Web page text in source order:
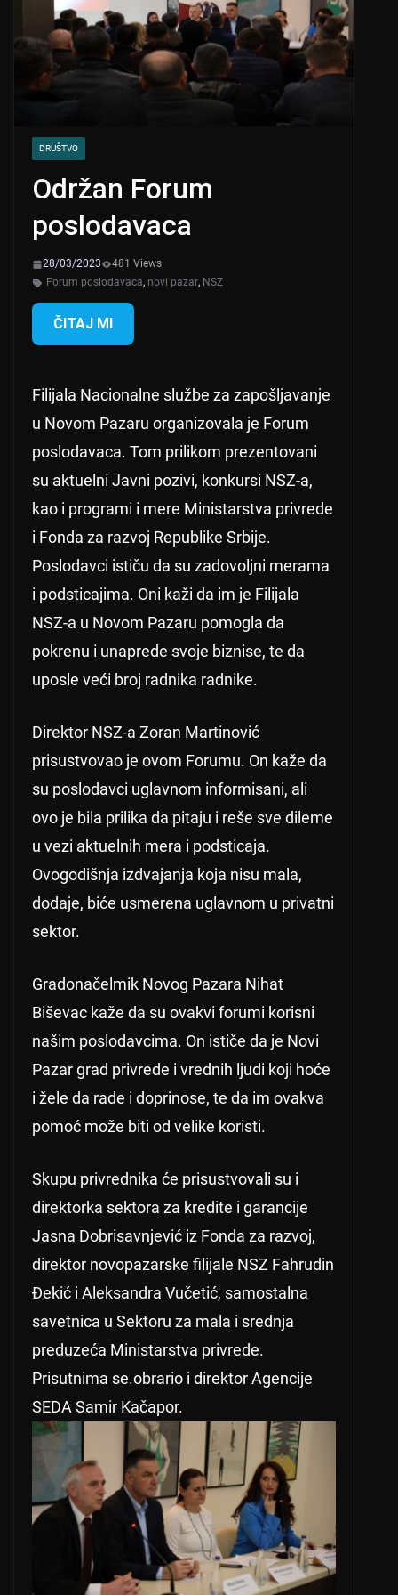
DRUŠTVO
Održan Forum
poslodavaca
28/03/2023
481 Views
Forum poslodavaca, novi pazar, NSZ
ČITAJ MI
Filijala Nacionalne službe za zapošljavanje
u Novom Pazaru organizovala je Forum
poslodavaca. Tom prilikom prezentovani
su aktuelni Javni pozivi, konkursi NSZ-a,
kao i programi i mere Ministarstva privrede
i Fonda za razvoj Republike Srbije.
Poslodavci ističu da su zadovoljni merama
i podsticajima. Oni kaži da im je Filijala
NSZ-a u Novom Pazaru pomogla da
pokrenu i unaprede svoje biznise, te da
uposle veći broj radnika radnike.
Direktor NSZ-a Zoran Martinović
prisustvovao je ovom Forumu. On kaže da
su poslodavci uglavnom informisani, ali
ovo je bila prilika da pitaju i reše sve dileme
u vezi aktuelnih mera i podsticaja.
Ovogodišnja izdvajanja koja nisu mala,
dodaje, biće usmerena uglavnom u privatni
sektor.
Gradonačelmik Novog Pazara Nihat
Biševac kaže da su ovakvi forumi korisni
našim poslodavcima. On ističe da je Novi
Pazar grad privrede i vrednih ljudi koji hoće
i žele da rade i doprinose, te da im ovakva
pomoć može biti od velike koristi.
Skupu privrednika će prisustvovali su i
direktorka sektora za kredite i garancije
Jasna Dobrisavnjević iz Fonda za razvoj,
direktor novopazarske filijale NSZ Fahrudin
Đekić i Aleksandra Vučetić, samostalna
savetnica u Sektoru za mala i srednja
preduzeća Ministarstva privrede.
Prisutnima se.obrario i direktor Agencije
SEDA Samir Kačapor.